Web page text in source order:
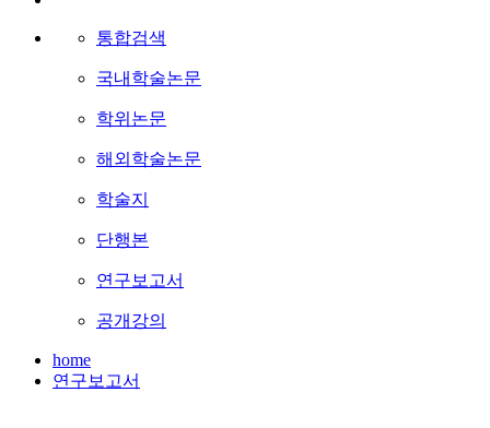
통합검색
국내학술논문
학위논문
해외학술논문
학술지
단행본
연구보고서
공개강의
home
연구보고서